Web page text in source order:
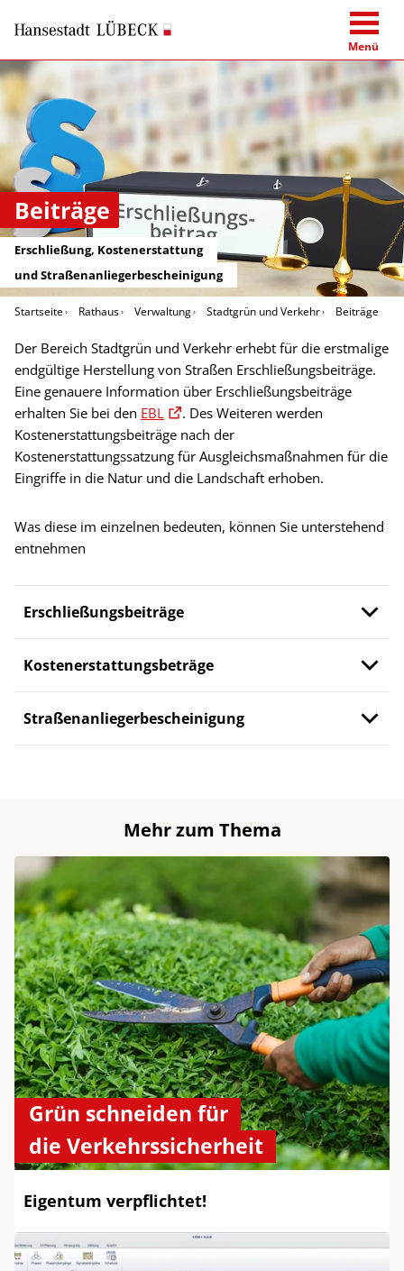
Menü
Beiträge
Erschließung, Kostenerstattung
und Straßenanliegerbescheinigung
Startseite Rathaus Verwaltung Stadtgrün und Verkehr Beiträge
Der Bereich Stadtgrün und Verkehr erhebt für die erstmalige
endgültige Herstellung von Straßen Erschließungsbeiträge.
Eine genauere Information über Erschließungsbeiträge
erhalten Sie bei den EBL
. Des Weiteren werden
Kostenerstattungsbeiträge nach der
Kostenerstattungssatzung für Ausgleichsmaßnahmen für die
Eingriffe in die Natur und die Landschaft erhoben.
Was diese im einzelnen bedeuten, können Sie unterstehend
entnehmen
Erschließungsbeiträge
Kostenerstattungsbeträge
Straßenanliegerbescheinigung
Mehr zum Thema
Grün schneiden für
die Verkehrssicherheit
Eigentum verpflichtet!